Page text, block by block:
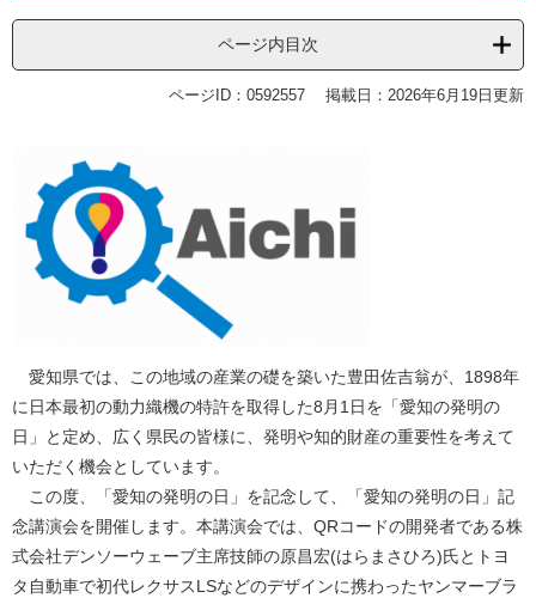
ページ内目次
ページID：0592557 掲載日：2026年6月19日更新
愛知県では、この地域の産業の礎を築いた豊田佐吉翁が、1898年
に日本最初の動力織機の特許を取得した8月1日を「愛知の発明の
日」と定め、広く県民の皆様に、発明や知的財産の重要性を考えて
いただく機会としています。
この度、「愛知の発明の日」を記念して、「愛知の発明の日」記
念講演会を開催します。本講演会では、QRコードの開発者である株
式会社デンソーウェーブ主席技師の原昌宏(はらまさひろ)氏とトヨ
タ自動車で初代レクサスLSなどのデザインに携わったヤンマーブラ